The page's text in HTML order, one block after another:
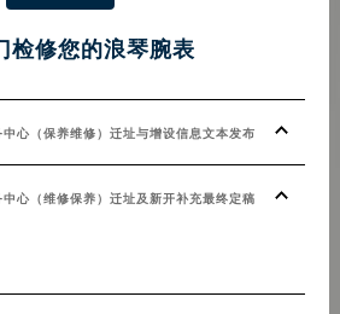
检修您的浪琴腕表
心（保养维修）迁址与增设信息文本发布
心（维修保养）迁址及新开补充最终定稿